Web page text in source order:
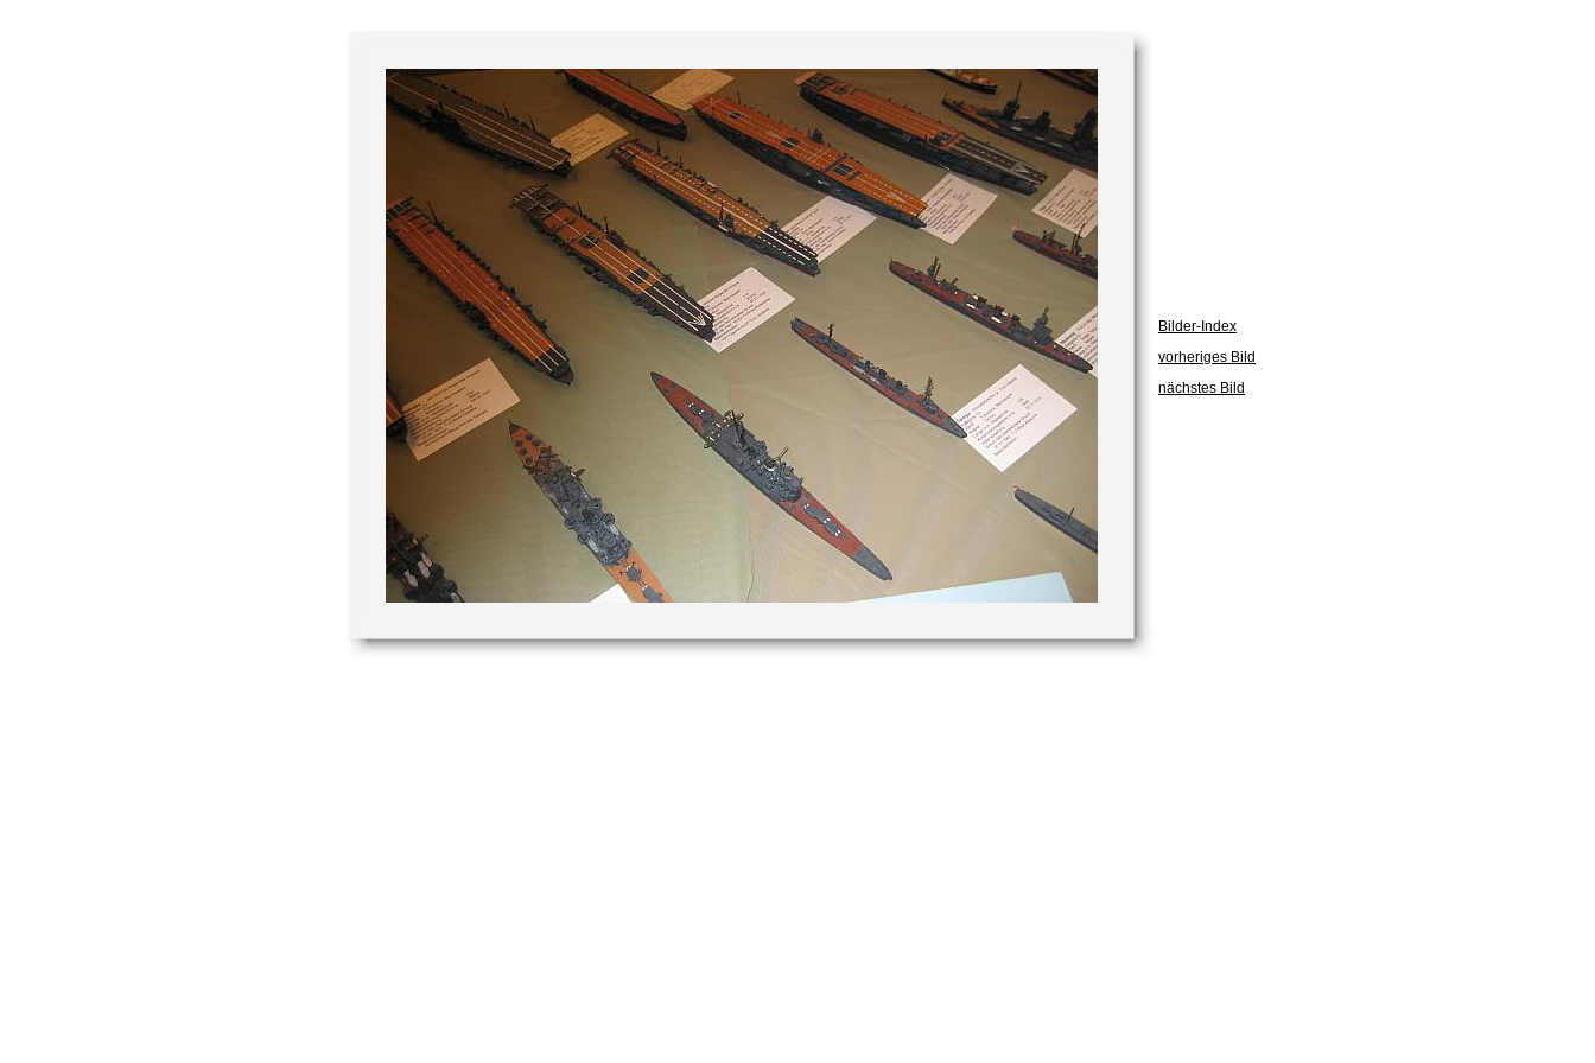
Bilder-Index
vorheriges Bild
nächstes Bild